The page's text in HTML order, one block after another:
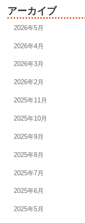
アーカイブ
2026年5月
2026年4月
2026年3月
2026年2月
2025年11月
2025年10月
2025年9月
2025年8月
2025年7月
2025年6月
2025年5月